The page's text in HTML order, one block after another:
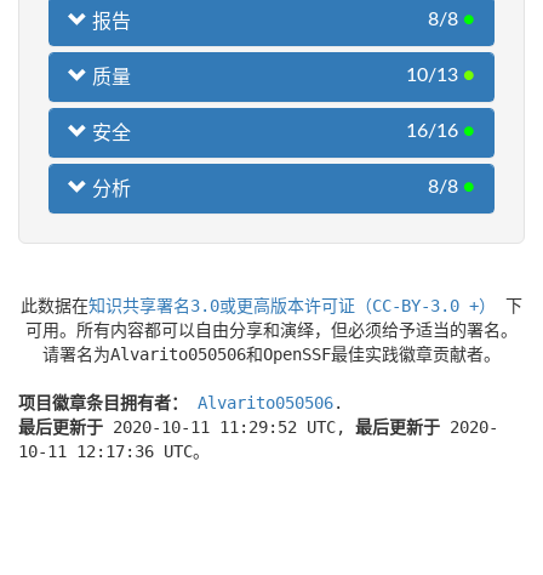
报告 8/8 ●
质量 10/13 ●
安全 16/16 ●
分析 8/8 ●
此数据在知识共享署名3.0或更高版本许可证（CC-BY-3.0 +）
下
可用。所有内容都可以自由分享和演绎，但必须给予适当的署名。
请署名为Alvarito050506和OpenSSF最佳实践徽章贡献者。
项目徽章条目拥有者： Alvarito050506.
最后更新于 2020-10-11 11:29:52 UTC, 最后更新于 2020-
10-11 12:17:36 UTC。